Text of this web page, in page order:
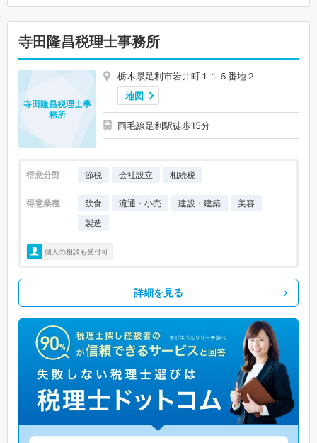
寺田隆昌税理士事務所
栃木県足利市岩井町１１６番地２
地図
両毛線足利駅徒歩15分
寺田隆昌税理士事
務所
得意分野 節税 会社設立 相続税
得意業種 飲食 流通・小売 建設・建築
美容
製造
個人の相談も受付可
詳細を見る